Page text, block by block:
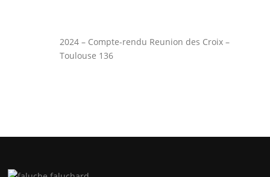
2024 – Compte-rendu Reunion des Croix –
Toulouse 136